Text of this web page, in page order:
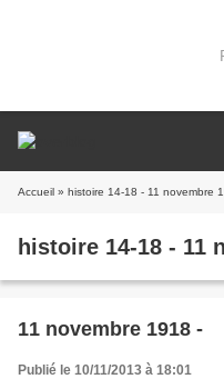
Accueil » histoire 14-18 - 11 novembre
histoire 14-18 - 11
11 novembre 1918 -
Publié le 10/11/2013 à 18:01